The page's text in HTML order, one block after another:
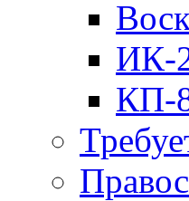
ИК-
КП-